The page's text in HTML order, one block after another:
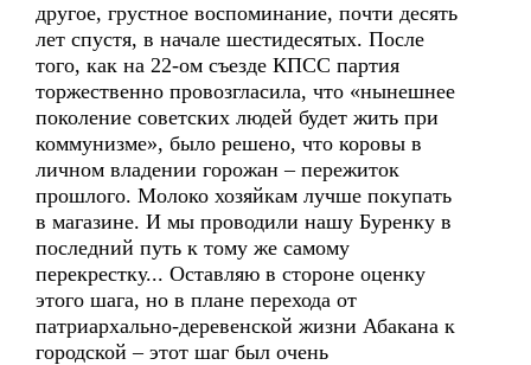
другое, грустное воспоминание, почти десять
лет спустя, в начале шестидесятых. После
того, как на 22-ом съезде КПСС партия
торжественно провозгласила, что «нынешнее
поколение советских людей будет жить при
коммунизме», было решено, что коровы в
личном владении горожан – пережиток
прошлого. Молоко хозяйкам лучше покупать
в магазине. И мы проводили нашу Буренку в
последний путь к тому же самому
перекрестку... Оставляю в стороне оценку
этого шага, но в плане перехода от
патриархально-деревенской жизни Абакана к
городской – этот шаг был очень